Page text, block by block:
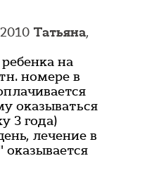
Татьяна,
на
номере в
оказываться
3 года)
лечение в